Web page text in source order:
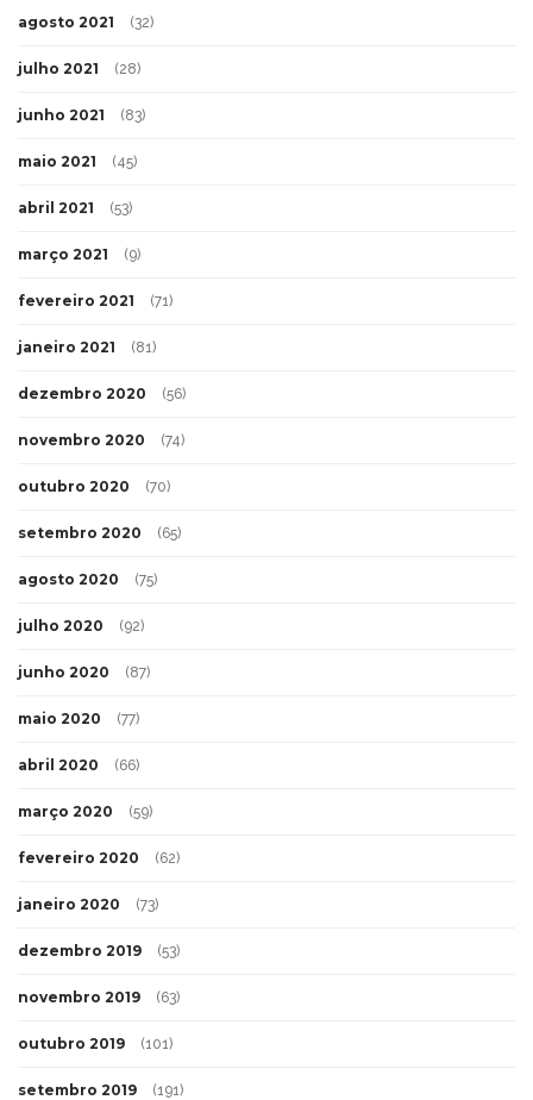
agosto 2021 (32)
julho 2021 (28)
junho 2021 (83)
maio 2021 (45)
abril 2021 (53)
março 2021 (9)
fevereiro 2021 (71)
janeiro 2021 (81)
dezembro 2020 (56)
novembro 2020 (74)
outubro 2020 (70)
setembro 2020 (65)
agosto 2020 (75)
julho 2020 (92)
junho 2020 (87)
maio 2020 (77)
abril 2020 (66)
março 2020 (59)
fevereiro 2020 (62)
janeiro 2020 (73)
dezembro 2019 (53)
novembro 2019 (63)
outubro 2019 (101)
setembro 2019 (191)